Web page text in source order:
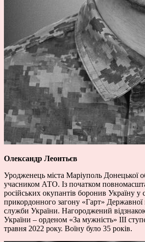
Олександр Леонтьєв
Уродженець міста Маріуполь Донецької
учасником АТО. Із початком
російських окупантів боронив Україну у
прикордонного загону «Гарт» Державної
служби України. Нагороджений
України – орденом «За мужність» ІІІ
травня 2022 року. Воїну було 35 років.